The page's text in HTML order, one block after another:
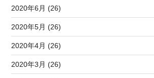
2020年6月 (26)
2020年5月 (26)
2020年4月 (26)
2020年3月 (26)